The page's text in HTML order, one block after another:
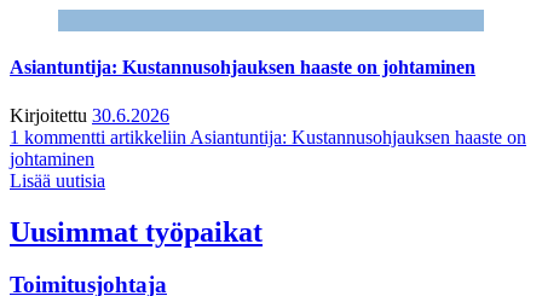
Asiantuntija: Kustannusohjauksen haaste on johtaminen
Kirjoitettu 30.6.2026
1 kommentti artikkeliin Asiantuntija: Kustannusohjauksen haaste on
johtaminen
Lisää uutisia
Uusimmat työpaikat
Toimitusjohtaja